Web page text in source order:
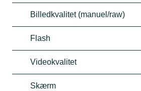
Billedkvalitet (manuel/raw)
Flash
Videokvalitet
Skærm